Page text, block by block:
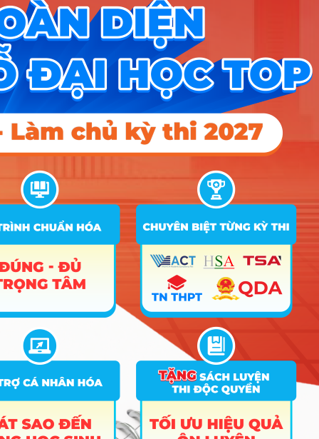
Phương pháp đào tạo được UEH áp dụng là problem-based
learning có sự linh hoạt giữa học tại lớp và học trực tuyến. Đây
cũng là phương pháp giảng dạy được các trường Đại học tiên
tiến trên thế giới áp dụng. Theo đó, sinh viên chính là trung
tâm của quá trình đào tạo. Bạn sẽ được tự kết nối kiến thức,
áp dụng chúng vào thực tế qua các dự án và tình huống giả
định.
Các thầy cô luôn biết cách truyền cảm hứng và sự tự tin cho
sinh viên, giúp sinh viên có đủ kiến thức, có khả năng và động
lực để tự mình tìm tòi, nghiên cứu và học hỏi thêm các kiến
thức bên ngoài giáo trình. Bên cạnh phương pháp đào tạo chủ
động, nền tảng giáo trình quốc tế và học liệu trực tuyến mở
cũng sẵn sàng để bạn chủ động trau dồi kiến thức và thiết kế
quá trình học phù hợp với bản thân.
Đến với UEH là bạn đã đến với môi trường học tập đầy năng
động. Các hoạt động ngoại khóa như: CLB học thuật, hoạt
động tình nguyện, văn hóa văn nghệ, thể dục thể thao,…luôn
sẵn sàng để bạn “cháy” hết mình. Những hoạt động kiến thức
thực tế sẽ được lồng ghép vào các hoạt động trao đổi sinh viên
quốc tế, các buổi hội thảo, tọa đàm với các doanh nhân và
chuyên gia giàu kinh nghiệm trong lĩnh vực. Điều này giúp sinh
viên rèn luyện được kỹ năng và kiến thức để sẵn sàng làm việc
trong môi trường kinh doanh thực tế.
Bên cạnh chương trình đào tạo chuẩn bằng tiếng Việt, sinh